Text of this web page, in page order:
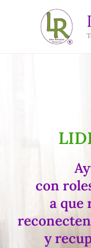
con
a que
y